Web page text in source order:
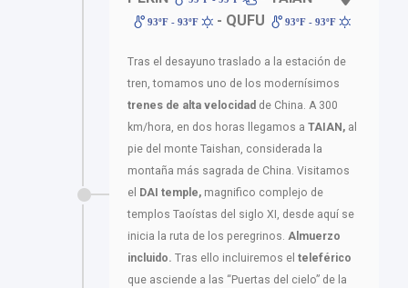
93ºF - 93ºF - QUFU 93ºF - 93ºF
Tras el desayuno traslado a la estación de
tren, tomamos uno de los modernísimos
trenes de alta velocidad de China. A 300
km/hora, en dos horas llegamos a TAIAN, al
pie del monte Taishan, considerada la
montaña más sagrada de China. Visitamos
el DAI temple, magnifico complejo de
templos Taoístas del siglo XI, desde aquí se
inicia la ruta de los peregrinos. Almuerzo
incluido. Tras ello incluiremos el teleférico
que asciende a las “Puertas del cielo” de la